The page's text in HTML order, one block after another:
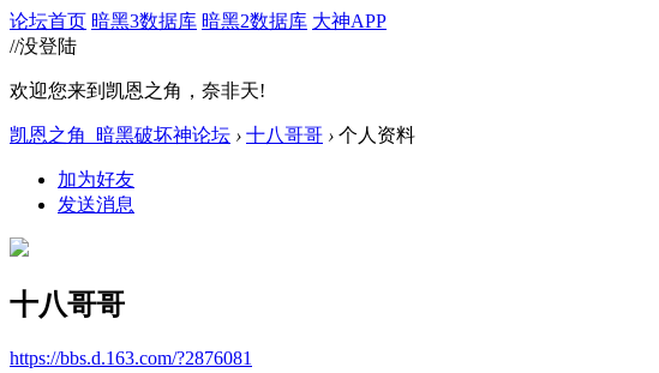
论坛首页 暗黑3数据库 暗黑2数据库 大神APP
//没登陆
欢迎您来到凯恩之角，奈非天!
凯恩之角_暗黑破坏神论坛 › 十八哥哥 › 个人资料
加为好友
发送消息
十八哥哥
https://bbs.d.163.com/?2876081